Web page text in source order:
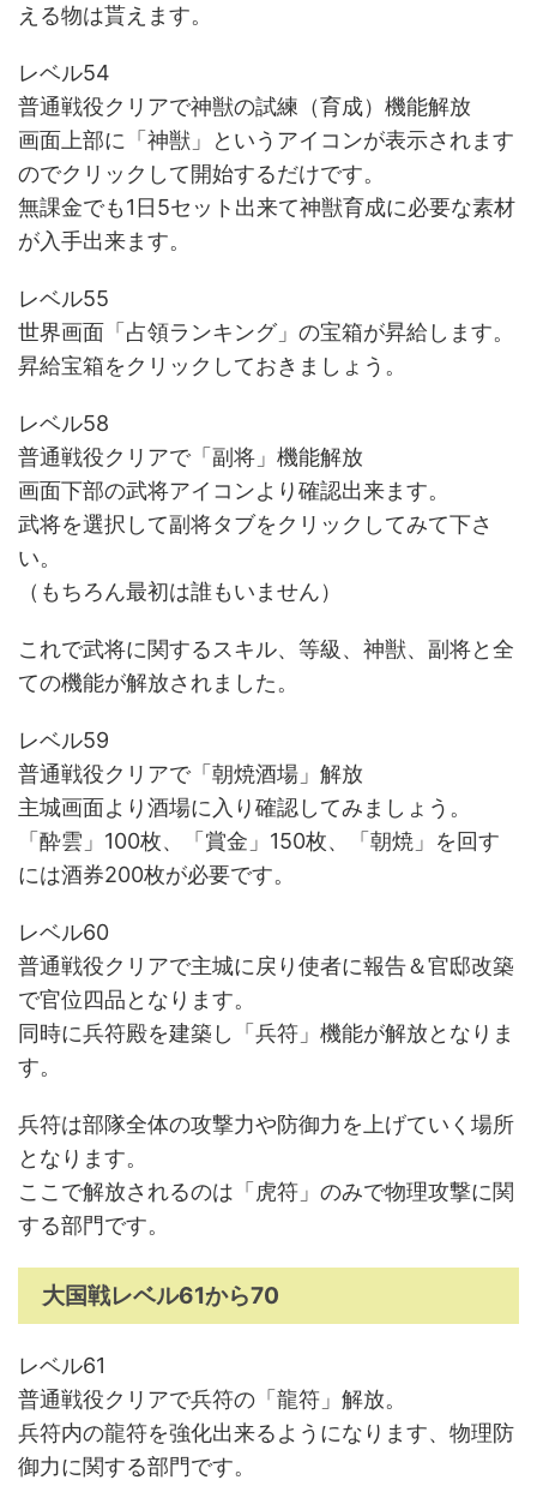
える物は貰えます。
レベル54
普通戦役クリアで神獣の試練（育成）機能解放
画面上部に「神獣」というアイコンが表示されます
のでクリックして開始するだけです。
無課金でも1日5セット出来て神獣育成に必要な素材
が入手出来ます。
レベル55
世界画面「占領ランキング」の宝箱が昇給します。
昇給宝箱をクリックしておきましょう。
レベル58
普通戦役クリアで「副将」機能解放
画面下部の武将アイコンより確認出来ます。
武将を選択して副将タブをクリックしてみて下さ
い。
（もちろん最初は誰もいません）
これで武将に関するスキル、等級、神獣、副将と全
ての機能が解放されました。
レベル59
普通戦役クリアで「朝焼酒場」解放
主城画面より酒場に入り確認してみましょう。
「酔雲」100枚、「賞金」150枚、「朝焼」を回す
には酒券200枚が必要です。
レベル60
普通戦役クリアで主城に戻り使者に報告＆官邸改築
で官位四品となります。
同時に兵符殿を建築し「兵符」機能が解放となりま
す。
兵符は部隊全体の攻撃力や防御力を上げていく場所
となります。
ここで解放されるのは「虎符」のみで物理攻撃に関
する部門です。
大国戦レベル61から70
レベル61
普通戦役クリアで兵符の「龍符」解放。
兵符内の龍符を強化出来るようになります、物理防
御力に関する部門です。